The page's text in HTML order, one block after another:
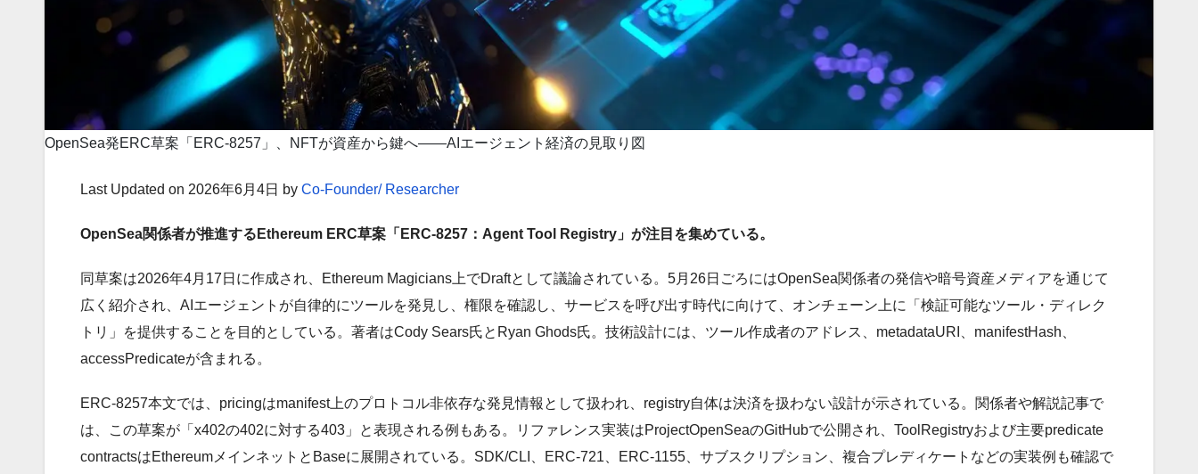
OpenSea発ERC草案「ERC-8257」、NFTが資産から鍵へ——AIエージェント経済の見取り図
Last Updated on 2026年6月4日 by Co-Founder/ Researcher
OpenSea関係者が推進するEthereum ERC草案「ERC-8257：Agent Tool Registry」が注目を集めている。
同草案は2026年4月17日に作成され、Ethereum Magicians上でDraftとして議論されている。5月26日ごろにはOpenSea関係者の発信や暗号資産メディアを通じて
広く紹介され、AIエージェントが自律的にツールを発見し、権限を確認し、サービスを呼び出す時代に向けて、オンチェーン上に「検証可能なツール・ディレク
トリ」を提供することを目的としている。著者はCody Sears氏とRyan Ghods氏。技術設計には、ツール作成者のアドレス、metadataURI、manifestHash、
accessPredicateが含まれる。
ERC-8257本文では、pricingはmanifest上のプロトコル非依存な発見情報として扱われ、registry自体は決済を扱わない設計が示されている。関係者や解説記事で
は、この草案が「x402の402に対する403」と表現される例もある。リファレンス実装はProjectOpenSeaのGitHubで公開され、ToolRegistryおよび主要predicate
contractsはEthereumメインネットとBaseに展開されている。SDK/CLI、ERC-721、ERC-1155、サブスクリプション、複合プレディケートなどの実装例も確認で